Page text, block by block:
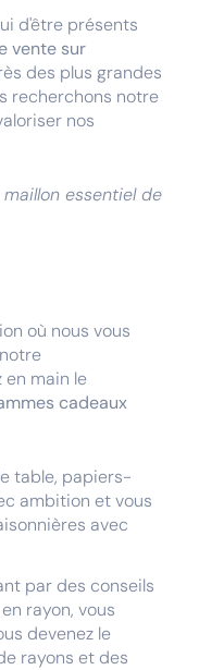
d'être présents
vente sur
des plus grandes
recherchons notre
nos
essentiel de
où nous vous
main le
cadeaux
table, papiers-
ambition et vous
avec
par des conseils
rayon, vous
devenez le
rayons et des